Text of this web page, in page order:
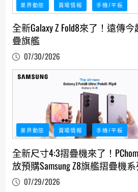
業界動態 賣場情報 手機/平板
全新Galaxy Z Fold8來了！遠傳
疊旗艦
07/30/2026
業界動態 賣場情報 手機/平板
全新尺寸4:3摺疊機來了！
放預購Samsung Z8旗艦摺疊機
07/29/2026